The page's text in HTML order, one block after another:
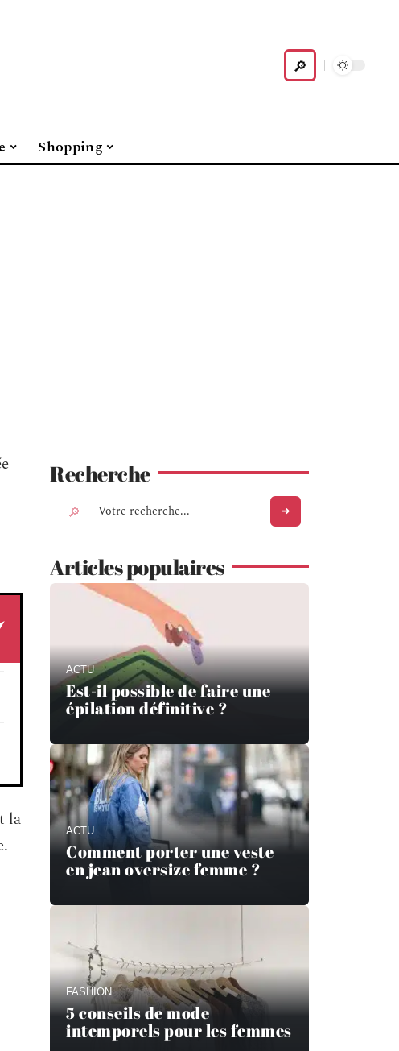
Shopping
la
Recherche
Articles populaires
ACTU
Est-il possible de faire une
épilation définitive ?
ACTU
Comment porter une veste
en jean oversize femme ?
FASHION
5 conseils de mode
intemporels pour les femmes